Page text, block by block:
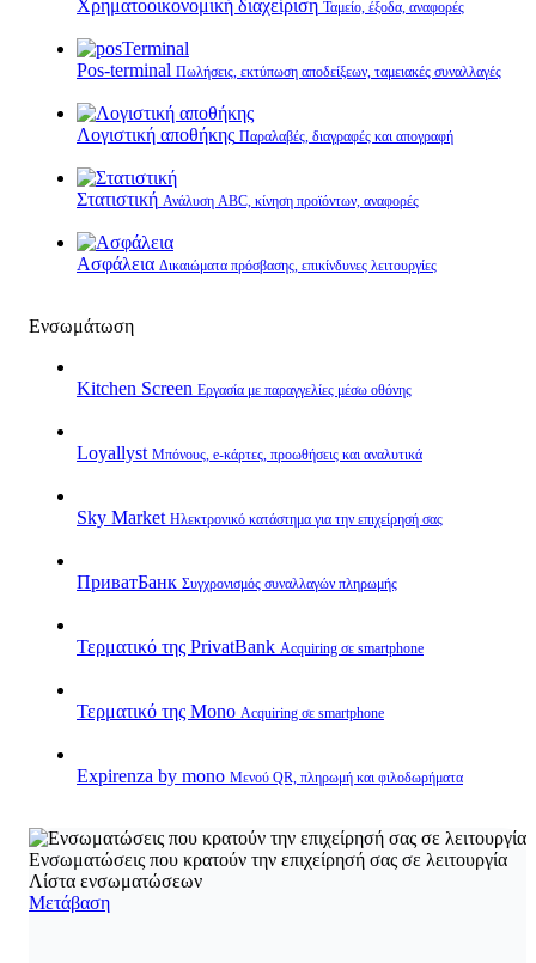
Χρηματοοικονομική διαχείριση Ταμείο, έξοδα, αναφορές
Pos-terminal Πωλήσεις, εκτύπωση αποδείξεων, ταμειακές συναλλαγές
Λογιστική αποθήκης Παραλαβές, διαγραφές και απογραφή
Στατιστική Ανάλυση ABC, κίνηση προϊόντων, αναφορές
Ασφάλεια Δικαιώματα πρόσβασης, επικίνδυνες λειτουργίες
Ενσωμάτωση
Kitchen Screen Εργασία με παραγγελίες μέσω οθόνης
Loyallyst Μπόνους, e‑κάρτες, προωθήσεις και αναλυτικά
Sky Market Ηλεκτρονικό κατάστημα για την επιχείρησή σας
ПриватБанк Συγχρονισμός συναλλαγών πληρωμής
Τερματικό της PrivatBank Acquiring σε smartphone
Τερματικό της Mono Acquiring σε smartphone
Expirenza by mono Μενού QR, πληρωμή και φιλοδωρήματα
Ενσωματώσεις που κρατούν την επιχείρησή σας σε λειτουργία
Λίστα ενσωματώσεων
Μετάβαση